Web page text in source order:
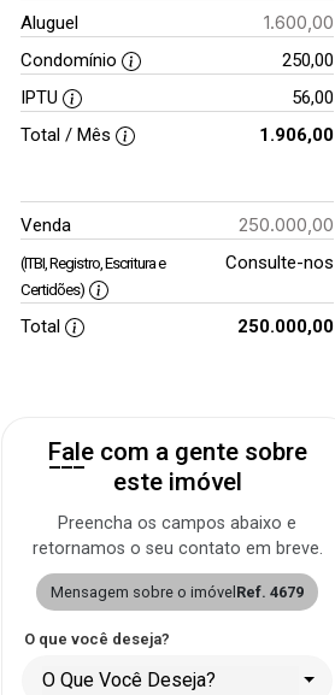
Aluguel 1.600,00
Condomínio
250,00
IPTU
56,00
Total / Mês
1.906,00
Venda 250.000,00
(ITBI, Registro, Escritura e
Certidões)
Consulte-nos
Total 250.000,00
Fale com a gente sobre
este imóvel
Preencha os campos abaixo e
retornamos o seu contato em breve.
Mensagem sobre o imóvel Ref. 4679
O que você deseja?
O Que Você Deseja?